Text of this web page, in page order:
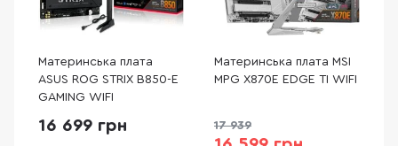
Материнська плата
ASUS ROG STRIX B850-E
GAMING WIFI
16 699 грн
Материнська плата MSI
MPG X870E EDGE TI WIFI
17 939